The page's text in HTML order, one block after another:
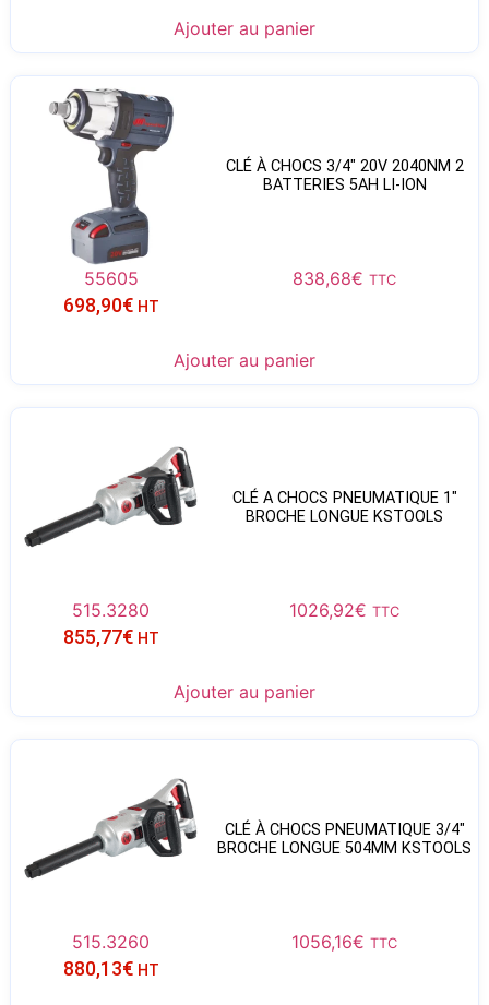
Ajouter au panier
CLÉ À CHOCS 3/4″ 20V 2040NM 2
BATTERIES 5AH LI-ION
55605 838,68€ TTC
698,90€ HT
Ajouter au panier
CLÉ A CHOCS PNEUMATIQUE 1″
BROCHE LONGUE KSTOOLS
515.3280 1026,92€ TTC
855,77€ HT
Ajouter au panier
CLÉ À CHOCS PNEUMATIQUE 3/4″
BROCHE LONGUE 504MM KSTOOLS
515.3260 1056,16€ TTC
880,13€ HT